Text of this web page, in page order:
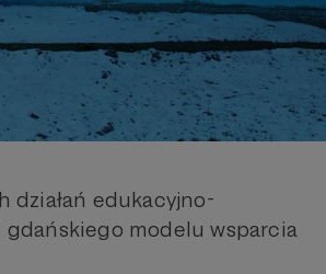
działań edukacyjno-
modelu wsparcia